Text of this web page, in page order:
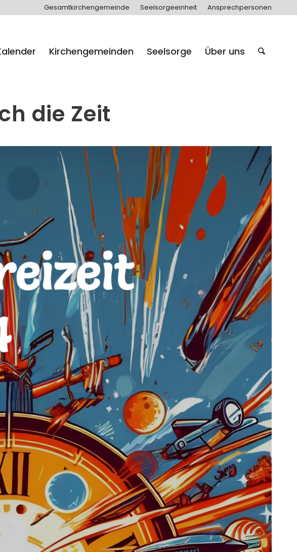
Gesamtkirchengemeinde Seelsorgeeinheit Ansprechpersonen
Kirchengemeinden Seelsorge Über uns
die Zeit